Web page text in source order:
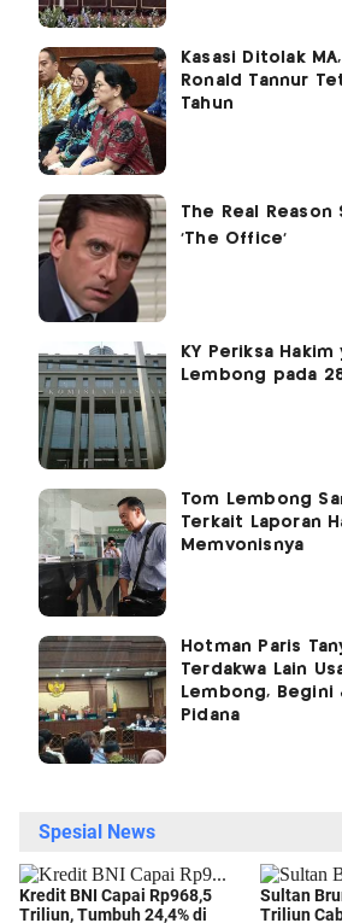
Kasasi Ditolak
Ronald Tannur
Tahun
KY Periksa
Lembong pada
Tom Lembong
Terkait Laporan
Memvonisnya
Hotman Paris
Terdakwa Lain
Lembong, Begini
Pidana